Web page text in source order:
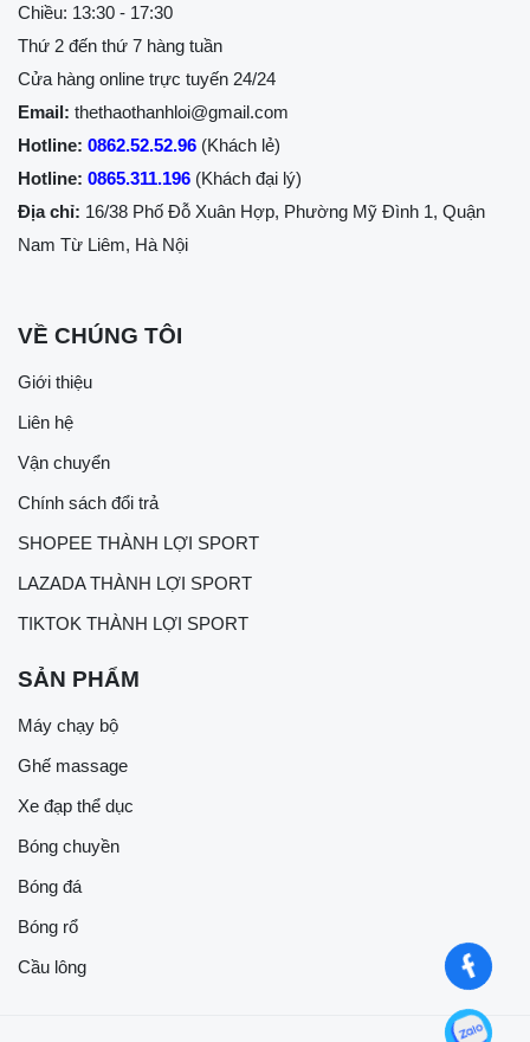
Chiều: 13:30 - 17:30
Thứ 2 đến thứ 7 hàng tuần
Cửa hàng online trực tuyến 24/24
Email: thethaothanhloi@gmail.com
Hotline: 0862.52.52.96 (Khách lẻ)
Hotline: 0865.311.196 (Khách đại lý)
Địa chỉ: 16/38 Phố Đỗ Xuân Hợp, Phường Mỹ Đình 1, Quận
Nam Từ Liêm, Hà Nội
VỀ CHÚNG TÔI
Giới thiệu
Liên hệ
Vận chuyển
Chính sách đổi trả
SHOPEE THÀNH LỢI SPORT
LAZADA THÀNH LỢI SPORT
TIKTOK THÀNH LỢI SPORT
SẢN PHẨM
Máy chạy bộ
Ghế massage
Xe đạp thể dục
Bóng chuyền
Bóng đá
Bóng rổ
Cầu lông